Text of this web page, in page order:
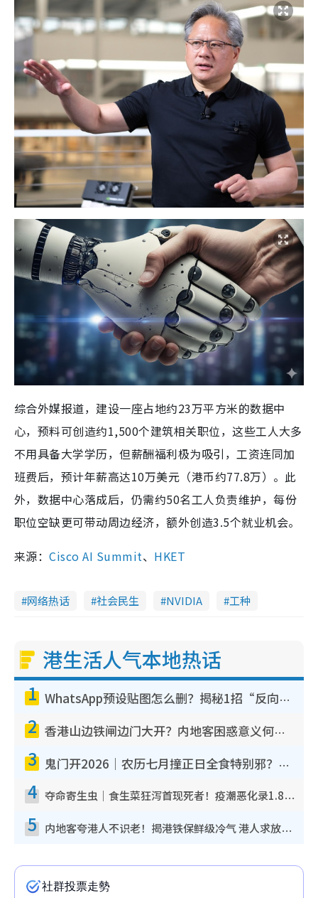
综合外媒报道，建设一座占地约23万平方米的数据中
心，预料可创造约1,500个建筑相关职位，这些工人大多
不用具备大学学历，但薪酬福利极为吸引，工资连同加
班费后，预计年薪高达10万美元（港币约77.8万）。此
外，数据中心落成后，仍需约50名工人负责维护，每份
职位空缺更可带动周边经济，额外创造3.5个就业机会。
来源：Cisco AI Summit、 HKET
网络热话 社会民生 NVIDIA 工种
港生活人气本地热话
1 WhatsApp预设贴图怎么删？揭秘1招“反向操作”还原简洁界面 附3步实测教程
2 香港山边铁闸边门大开？内地客困惑意义何在！网友神回复：这种叫法理性防御
3 鬼门开2026｜农历七月撞正日全食特别邪？专家警告切忌做一事！揭4大禁忌+2招保平安
4 夺命寄生虫｜食生菜狂泻首现死者！疫潮恶化录1.8万宗病例 揭洗菜3大谬误
5 内地客夸港人不识老！揭港铁保鲜级冷气 港人求放过：别投诉